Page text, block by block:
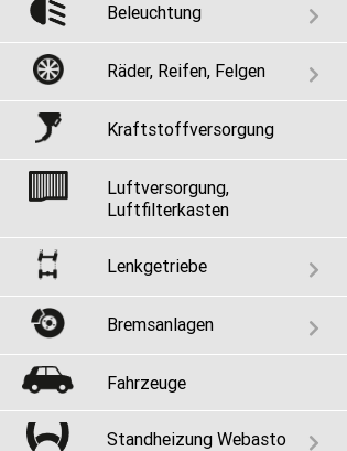
Beleuchtung
Räder, Reifen, Felgen
Kraftstoffversorgung
Luftversorgung,
Luftfilterkasten
Lenkgetriebe
Bremsanlagen
Fahrzeuge
Standheizung Webasto